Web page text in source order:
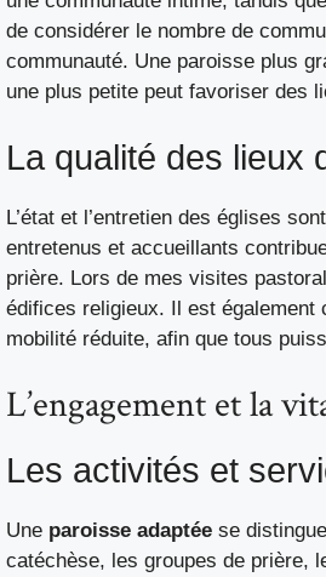
de considérer le nombre de
communauté. Une paroisse plus
une plus petite peut favoriser des
La qualité des lieux
L’état et l’entretien des églises
entretenus et accueillants
prière. Lors de mes visites
édifices religieux. Il est
mobilité réduite, afin que tous
L’engagement et la
Les activités et
Une paroisse adaptée se
catéchèse, les groupes de prière,